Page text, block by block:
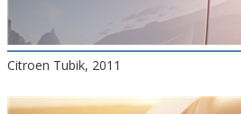
Citroen Tubik, 2011